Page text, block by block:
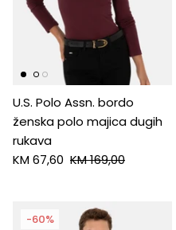
U.S. Polo Assn. bordo
ženska polo majica dugih
rukava
KM 67,60 KM 169,00
-60%